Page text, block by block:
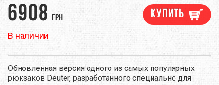
6908 грн
В наличии
Купить
Обновленная версия одного из самых популярных
рюкзаков Deuter, разработанного специально для